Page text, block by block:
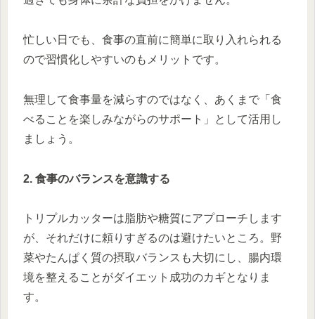
忙しい日でも、食事の直前に簡単に取り入れられる
ので習慣化しやすいのもメリットです。
無理して食事量を減らすのではなく、あくまで「食
べることを楽しみながらのサポート」として活用し
ましょう。
2. 食事のバランスを意識する
トリプルカッターは脂肪や糖質にアプローチします
が、それだけに頼りすぎるのは避けたいところ。野
菜やたんぱく質の摂取バランスも大切にし、腸内環
境を整えることがダイエット成功のカギとなりま
す。